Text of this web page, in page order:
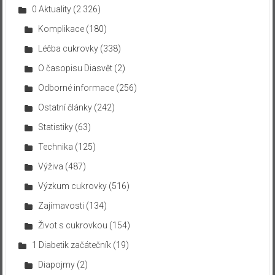
0 Aktuality(2 326)
Komplikace(180)
Léčba cukrovky(338)
O časopisu Diasvět(2)
Odborné informace(256)
Ostatní články(242)
Statistiky(63)
Technika (125)
Výživa (487)
Výzkum cukrovky(516)
Zajímavosti (134)
Život s cukrovkou (154)
1 Diabetik začátečník(19)
Diapojmy(2)